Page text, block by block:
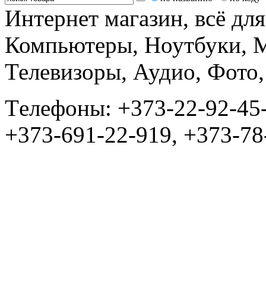
Интернет магазин, всё
Компьютеры, Ноутбуки,
Телевизоры, Аудио,
Tелефоны: +373-22-92-
+373-691-22-919, +373-